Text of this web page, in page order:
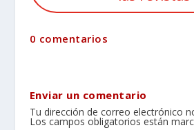
0 comentarios
Enviar un comentario
Tu dirección de correo electrónico
Los campos obligatorios están